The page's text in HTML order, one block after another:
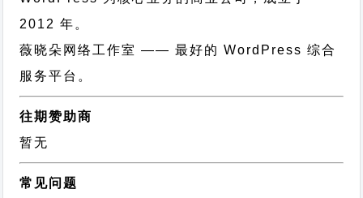
2012 年。
薇晓朵网络工作室 —— 最好的 WordPress 综合
服务平台。
往期赞助商
暂无
常见问题